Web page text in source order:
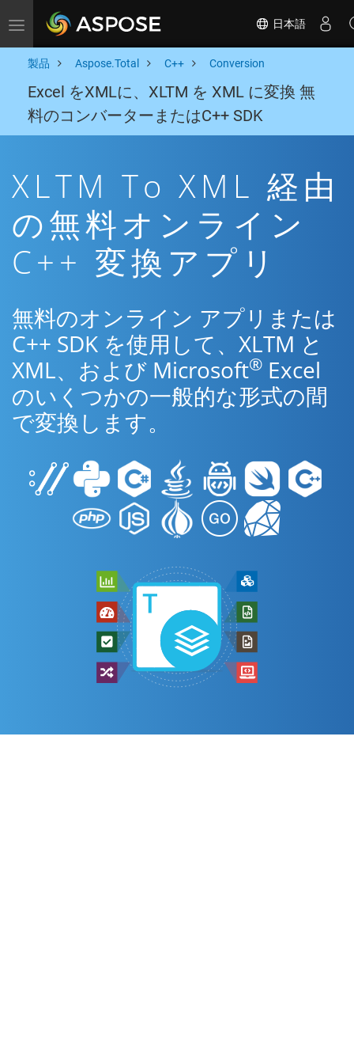
Toggle navigation 日本語
製品 Aspose.Total C++ Conversion
Excel をXMLに、XLTM を XML に変換 無
料のコンバーターまたはC++ SDK
XLTM To XML 経由
の無料オンライン
C++ 変換アプリ
無料のオンライン アプリまたは
C++ SDK を使用して、XLTM と
XML、および Microsoft® Excel
のいくつかの一般的な形式の間
で変換します。